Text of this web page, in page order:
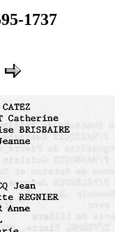
1737